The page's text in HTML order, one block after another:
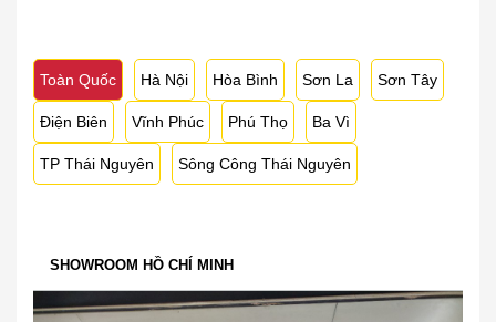
Toàn Quốc Hà Nội Hòa Bình Sơn La Sơn Tây
Điện Biên Vĩnh Phúc Phú Thọ Ba Vì
TP Thái Nguyên Sông Công Thái Nguyên
SHOWROOM HỒ CHÍ MINH